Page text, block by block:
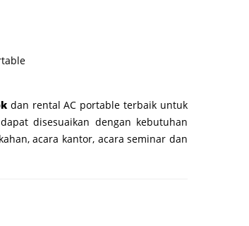
dan rental AC portable terbaik untuk
disesuaikan dengan kebutuhan
acara kantor, acara seminar dan